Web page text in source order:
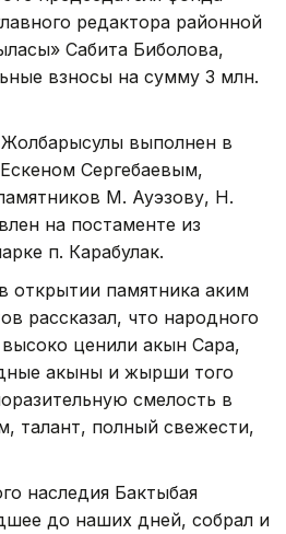
редактора районной
Сабита Биболова,
взносы на сумму 3 млн.
выполнен в
Сергебаевым,
М. Ауэзову, Н.
на постаменте из
п. Карабулак.
открытии памятника аким
рассказал, что народного
ценили акын Сара,
акыны и жырши того
смелость в
талант, полный свежести,
наследия Бактыбая
до наших дней, собрал и